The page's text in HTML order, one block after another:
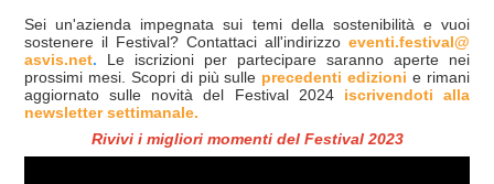
Sei un'azienda impegnata sui temi della sostenibilità e vuoi
sostenere il Festival? Contattaci all'indirizzo eventi.festival@
asvis.net. Le iscrizioni per partecipare saranno aperte nei
prossimi mesi. Scopri di più sulle precedenti edizioni e rimani
aggiornato sulle novità del Festival 2024 iscrivendoti alla
newsletter settimanale.
Rivivi i migliori momenti del Festival 2023